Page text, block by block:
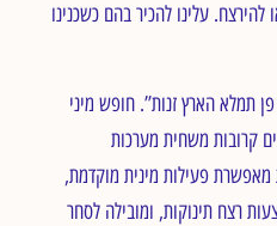
עלינו להכיר בהם כשכנינו
תמלא הארץ זנות”. חופש מיני
קרובות משחית מערכות
פעילות מינית מוקדמת,
רצח תינוקות, ומובילה לסחר